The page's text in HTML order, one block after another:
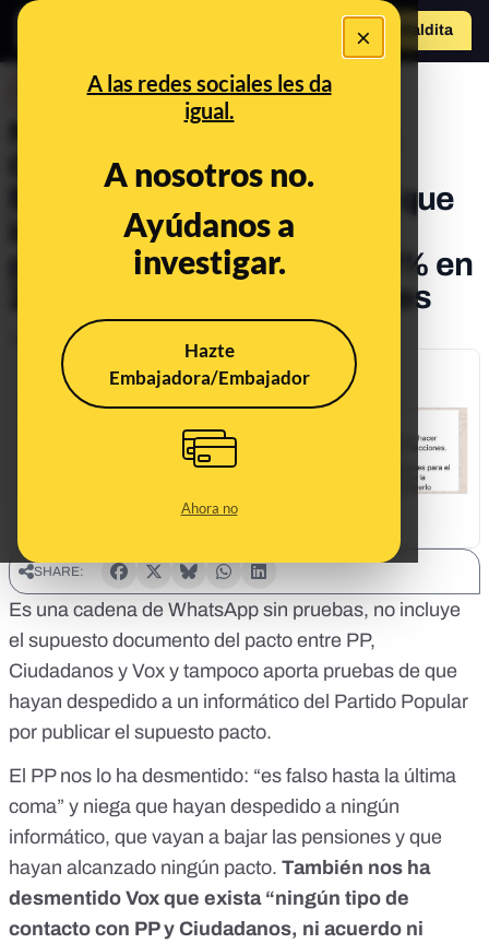
×
A las redes sociales les da
igual.
A nosotros no.
Ayúdanos a
investigar.
Hazte
Embajadora/Embajador
Ahora no
Hazte Maldita
No hay pruebas de que PP,
Ciudadanos y Vox hayan
llegado a un pacto secreto que
incluye bajar un 20% las
pensiones en 2020 y un 10% en
2021 si ganan las elecciones
Publicado el
SHARE:
Es una cadena de WhatsApp sin pruebas, no incluye
el supuesto documento del pacto entre PP,
Ciudadanos y Vox y tampoco aporta pruebas de que
hayan despedido a un informático del Partido Popular
por publicar el supuesto pacto.
El PP nos lo ha desmentido: “es falso hasta la última
coma” y niega que hayan despedido a ningún
informático, que vayan a bajar las pensiones y que
hayan alcanzado ningún pacto. También nos ha
desmentido Vox que exista “ningún tipo de
contacto con PP y Ciudadanos, ni acuerdo ni